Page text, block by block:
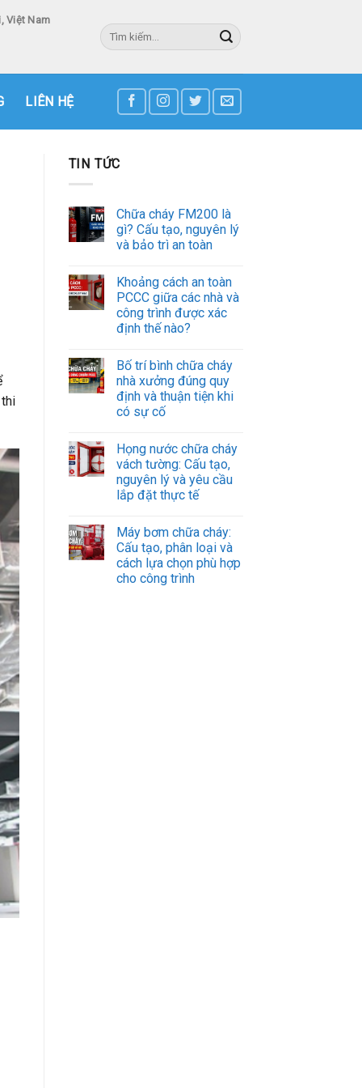
Việt Nam
Tìm
kiếm:
LIÊN HỆ
TIN TỨC
Chữa cháy FM200 là
gì? Cấu tạo, nguyên lý
và bảo trì an toàn
Khoảng cách an toàn
PCCC giữa các nhà và
công trình được xác
định thế nào?
Bố trí bình chữa cháy
nhà xưởng đúng quy
định và thuận tiện khi
có sự cố
Họng nước chữa cháy
vách tường: Cấu tạo,
nguyên lý và yêu cầu
lắp đặt thực tế
Máy bơm chữa cháy:
Cấu tạo, phân loại và
cách lựa chọn phù hợp
cho công trình